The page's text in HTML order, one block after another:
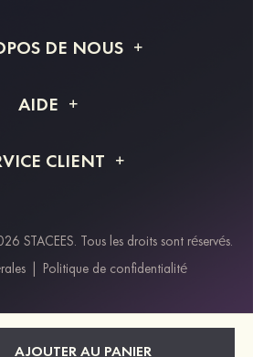
AJOUTER AU PANIER
DE NOUS
Livraison
AIDE
et remboursement
CLIENT
de paiement
Klarna
Paypal
STACEES. Tous les droits sont réservés.
| Politique de confidentialité